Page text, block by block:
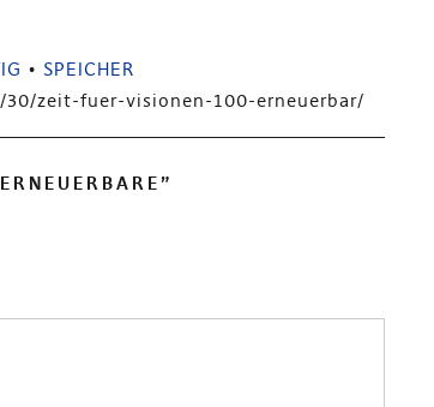
• SPEICHER
zeit-fuer-visionen-100-erneuerbar/
”